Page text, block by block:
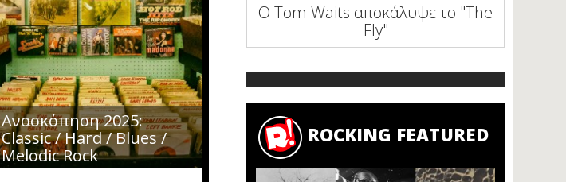
Ανασκόπηση 2025:
Classic / Hard / Blues /
Melodic Rock
Ο Tom Waits αποκάλυψε το "The
Fly"
ROCKING FEATURED